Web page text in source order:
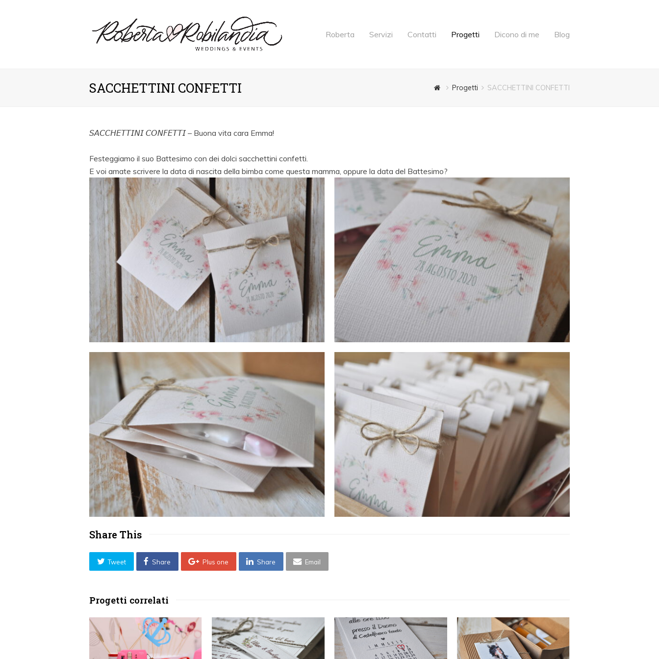
Roberta Servizi Contatti Progetti Dicono di me Blog
SACCHETTINI CONFETTI Progetti SACCHETTINI CONFETTI
𝘚𝘈𝘊𝘊𝘏𝘌𝘛𝘛𝘐𝘕𝘐 𝘊𝘖𝘕𝘍𝘌𝘛𝘛𝘐 – Buona vita cara Emma!
Festeggiamo il suo Battesimo con dei dolci sacchettini confetti.
E voi amate scrivere la data di nascita della bimba come questa mamma, oppure la data del Battesimo?
Share This
Tweet Share Plus one Share Email
Progetti correlati